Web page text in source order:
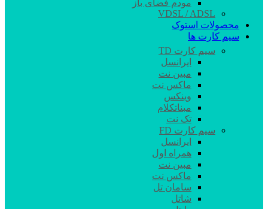
مودم فضای باز
VDSL / ADSL
محصولات استوک
سیم کارت ها
سیم کارت TD
ایرانسل
مبین نت
ماکس نت
وینکس
مبناتکلام
تک نت
سیم کارت FD
ایرانسل
همراه اول
مبین نت
ماکس نت
سامان تل
شاتل